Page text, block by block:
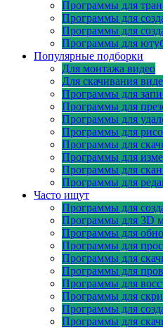
Программы для
Программы для
Программы для
Программы для
Популярные подборки
Для монтажа видео
Для скачивания
Программы для
Программы для
Программы для
Программы для
Программы для
Программы для
Программы для
Программы для
Часто ищут
Программы для
Программы для 3D
Программы для
Программы для
Программы для
Программы для
Программы для
Программы для
Программы для
Программы для